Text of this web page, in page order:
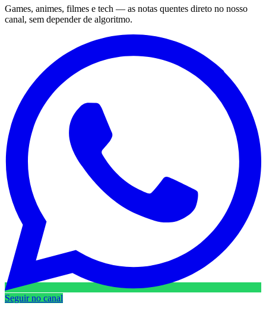
Games, animes, filmes e tech — as notas quentes direto no nosso
canal, sem depender de algoritmo.
Seguir no canal